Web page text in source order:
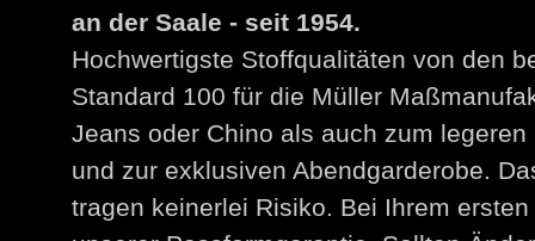
an der Saale - seit 1954.
Hochwertigste Stoffqualitäten von den
Standard 100 für die Müller
Jeans oder Chino als auch zum
und zur exklusiven Abendgarderobe.
tragen keinerlei Risiko. Bei Ihrem